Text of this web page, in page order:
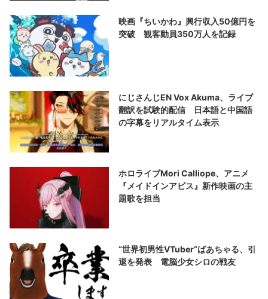
映画『ちいかわ』興行収入50億円を
突破 観客動員350万人を記録
にじさんじEN Vox Akuma、ライブ
翻訳を試験的配信 日本語と中国語
の字幕をリアルタイム表示
ホロライブMori Calliope、アニメ
『メイドインアビス』新作映画の主
題歌を担当
“世界初男性VTuber”ばあちゃる、引
退を発表 電脳少女シロの戦友